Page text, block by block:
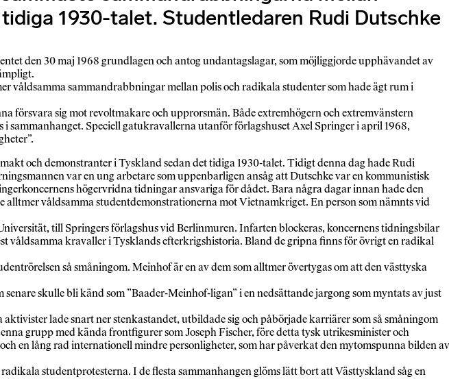
1930-talet. Studentledaren Rudi Dutschke
den 30 maj 1968 grundlagen och antog undantagslagar, som möjliggjorde upphävandet av
våldsamma sammandrabbningar mellan polis och radikala studenter som hade ägt rum i
försvara sig mot revoltmakare och upprorsmän. Både extremhögern och extremvänstern
Speciell gatukravallerna utanför förlagshuset Axel Springer i april 1968,
och demonstranter i Tyskland sedan det tidiga 1930-talet. Tidigt denna dag hade Rudi
var en ung arbetare som uppenbarligen ansåg att Dutschke var en kommunistisk
högervridna tidningar ansvariga för dådet. Bara några dagar innan hade den
våldsamma studentdemonstrationerna mot Vietnamkriget. En person som nämnts vid
till Springers förlagshus vid Berlinmuren. Infarten blockeras, koncernens tidningsbilar
våldsamma kravaller i Tysklands efterkrigshistoria. Bland de gripna finns för övrigt en radikal
så småningom. Meinhof är en av dem som alltmer övertygas om att den västtyska
skulle bli känd som ”Baader-Meinhof-ligan” i en nedsättande jargong som myntats av just
lade snart ner stenkastandet, utbildade sig och påbörjade karriärer som så småningom
grupp med kända frontfigurer som Joseph Fischer, före detta tysk utrikesminister och
en lång rad internationell mindre personligheter, som har påverkat den mytomspunna bilden av
studentprotesterna. I de flesta sammanhangen glöms lätt bort att Västtyskland såg en